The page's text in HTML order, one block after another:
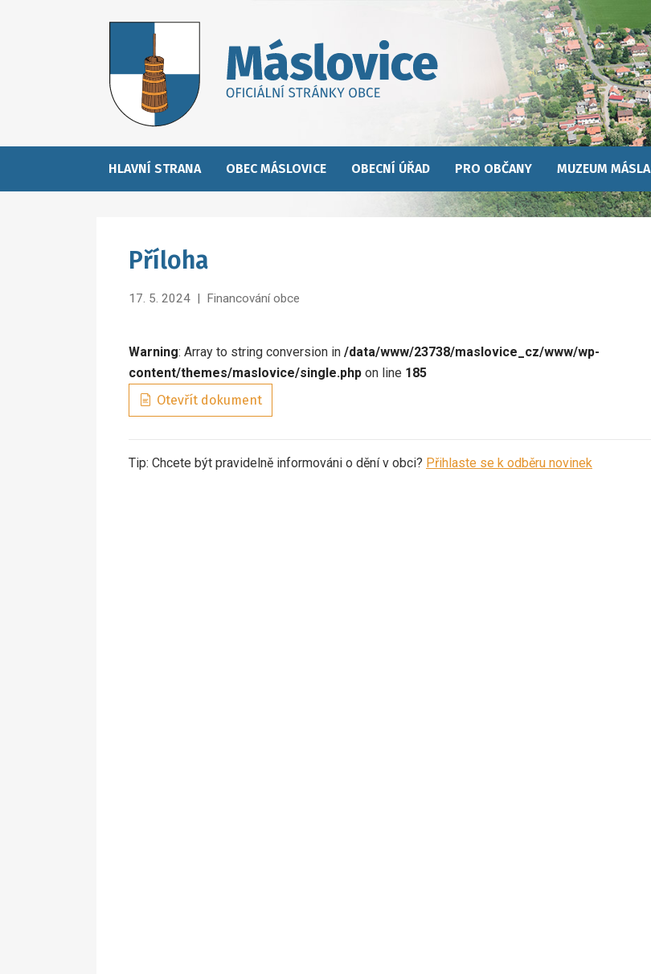
HLAVNÍ STRANA OBEC MÁSLOVICE OBECNÍ ÚŘAD PRO OBČANY MUZEUM MÁSLA
Příloha
17. 5. 2024 | Financování obce
Warning: Array to string conversion in /data/www/23738/maslovice_cz/www/wp-
content/themes/maslovice/single.php on line 185
Otevřít dokument
Tip: Chcete být pravidelně informováni o dění v obci? Přihlaste se k odběru novinek